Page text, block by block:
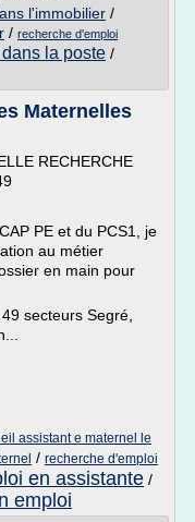
l'immobilier /
/ recherche d'emploi
la poste /
Maternelles
RECHERCHE
PE et du PCS1, je
au métier
en main pour
secteurs Segré,
assistant e maternel le
/ recherche d'emploi
en assistante /
emploi